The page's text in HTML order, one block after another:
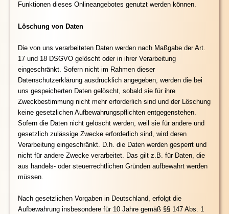
Funktionen dieses Onlineangebotes genutzt werden können.
Löschung von Daten
Die von uns verarbeiteten Daten werden nach Maßgabe der Art.
17 und 18 DSGVO gelöscht oder in ihrer Verarbeitung
eingeschränkt. Sofern nicht im Rahmen dieser
Datenschutzerklärung ausdrücklich angegeben, werden die bei
uns gespeicherten Daten gelöscht, sobald sie für ihre
Zweckbestimmung nicht mehr erforderlich sind und der Löschung
keine gesetzlichen Aufbewahrungspflichten entgegenstehen.
Sofern die Daten nicht gelöscht werden, weil sie für andere und
gesetzlich zulässige Zwecke erforderlich sind, wird deren
Verarbeitung eingeschränkt. D.h. die Daten werden gesperrt und
nicht für andere Zwecke verarbeitet. Das gilt z.B. für Daten, die
aus handels- oder steuerrechtlichen Gründen aufbewahrt werden
müssen.
Nach gesetzlichen Vorgaben in Deutschland, erfolgt die
Aufbewahrung insbesondere für 10 Jahre gemäß §§ 147 Abs. 1